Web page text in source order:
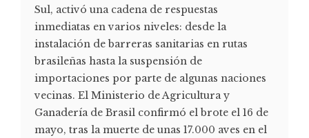
Sul, activó una cadena de respuestas
inmediatas en varios niveles: desde la
instalación de barreras sanitarias en rutas
brasileñas hasta la suspensión de
importaciones por parte de algunas naciones
vecinas. El Ministerio de Agricultura y
Ganadería de Brasil confirmó el brote el 16 de
mayo, tras la muerte de unas 17.000 aves en el